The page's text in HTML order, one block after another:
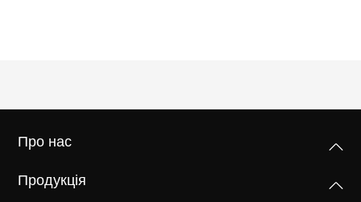
Про нас
Продукція